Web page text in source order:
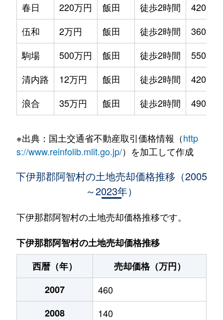
春日
220万円 飯田 徒歩2時間
420m²
伍和
2万円 飯田 徒歩2時間
360m²
駒場
500万円 飯田 徒歩2時間
550m²
清内路
12万円 飯田 徒歩2時間
420m²
浪合
35万円 飯田 徒歩2時間 490m²
※出典：国土交通省不動産取引価格情報（http
s://www.reinfolib.mlit.go.jp/）を加工して作成
下伊那郡阿智村の土地売却価格推移（2005
～2023年）
下伊那郡阿智村の土地売却価格推移です。
下伊那郡阿智村の土地売却価格推移
西暦（年）
売却価格（万円）
2007
460
2008
140